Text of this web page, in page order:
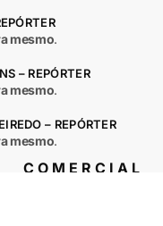
mesmo.
– REPÓRTER
mesmo.
– REPÓRTER
mesmo.
COMERCIAL